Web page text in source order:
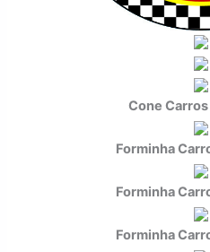
Cone
Forminha
Forminha
Forminha